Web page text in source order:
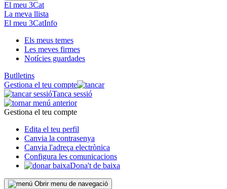
El meu 3Cat
La meva llista
El meu 3CatInfo
Els meus temes
Les meves firmes
Notícies guardades
Butlletins
Gestiona el teu compte
Tanca sessió
Gestiona el teu compte
Edita el teu perfil
Canvia la contrasenya
Canvia l'adreça electrònica
Configura les comunicacions
Dona't de baixa
Obrir menu de navegació